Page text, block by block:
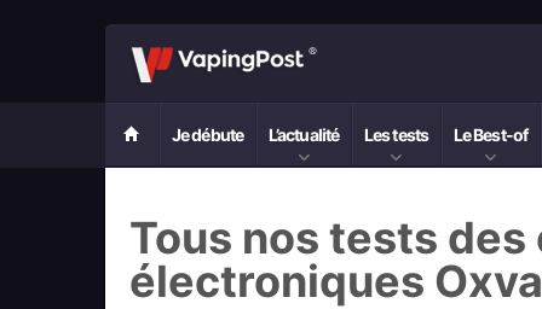
Je débute L’actualité Les tests Le Best-of
Tous nos tests
électroniques Oxva